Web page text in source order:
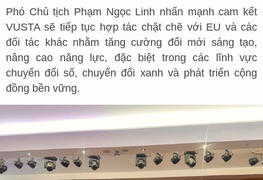
Phó Chủ tịch Phạm Ngọc Linh nhấn mạnh cam kết
VUSTA sẽ tiếp tục hợp tác chặt chẽ với EU và các
đối tác khác nhằm tăng cường đổi mới sáng tạo,
nâng cao năng lực, đặc biệt trong các lĩnh vực
chuyển đổi số, chuyển đổi xanh và phát triển cộng
đồng bền vững.